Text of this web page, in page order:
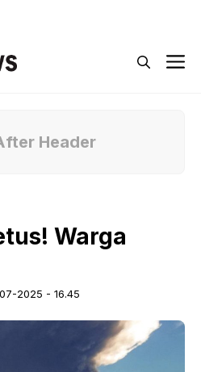
Header
Warga
2025 - 16.45